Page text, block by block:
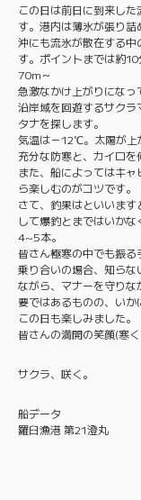
この日は前日に到来し
す。港内は薄氷が張り詰
沖にも流氷が散在する
す。ポイントまでは約
70m～
急激なかけ上がりになっ
沿岸域を回遊するサク
タナを探します。
気温は－12℃。太陽が上
充分な防寒と、カイロを
また、船によってはキ
ら楽しむのがコツです。
さて、釣果はといいま
して爆釣とまではいか
4~5本。
皆さん極寒の中でも振
乗り合いの場合、知ら
ながら、マナーを守り
要ではあるものの、いか
この日も楽しみました。
皆さんの満開の笑顔(寒
サクラ、咲く。
船データ
羅臼漁港 第21澄丸